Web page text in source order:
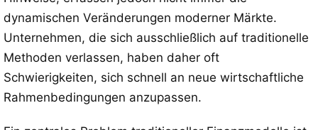
dynamischen Veränderungen moderner Märkte.
Unternehmen, die sich ausschließlich auf traditionelle
Methoden verlassen, haben daher oft
Schwierigkeiten, sich schnell an neue wirtschaftliche
Rahmenbedingungen anzupassen.